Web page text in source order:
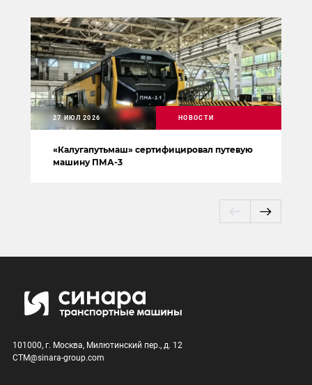
«Калугапутьмаш» сертифицировал путевую
машину ПМА-3
27 ИЮЛ 2026 НОВОСТИ
101000, г. Москва, Милютинский пер., д. 12
CTM@sinara-group.com